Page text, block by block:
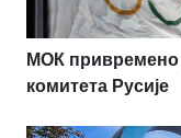
МОК привремено
комитета Русије